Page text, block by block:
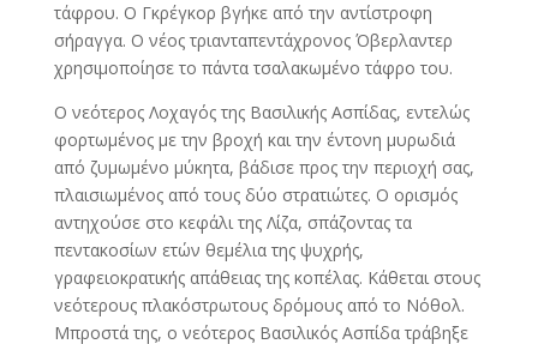
τάφρου. Ο Γκρέγκορ βγήκε από την αντίστροφη
σήραγγα. Ο νέος τριανταπεντάχρονος Όβερλαντερ
χρησιμοποίησε το πάντα τσαλακωμένο τάφρο του.
Ο νεότερος Λοχαγός της Βασιλικής Ασπίδας, εντελώς
φορτωμένος με την βροχή και την έντονη μυρωδιά
από ζυμωμένο μύκητα, βάδισε προς την περιοχή σας,
πλαισιωμένος από τους δύο στρατιώτες. Ο ορισμός
αντηχούσε στο κεφάλι της Λίζα, σπάζοντας τα
πεντακοσίων ετών θεμέλια της ψυχρής,
γραφειοκρατικής απάθειας της κοπέλας. Κάθεται στους
νεότερους πλακόστρωτους δρόμους από το Νόθολ.
Μπροστά της, ο νεότερος Βασιλικός Ασπίδα τράβηξε